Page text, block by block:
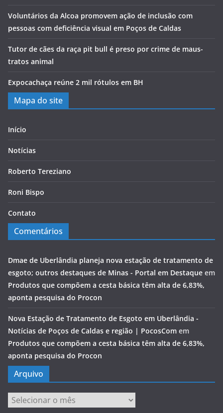
Voluntários da Alcoa promovem ação de inclusão com
pessoas com deficiência visual em Poços de Caldas
Tutor de cães da raça pit bull é preso por crime de maus-
tratos animal
Expocachaça reúne 2 mil rótulos em BH
Mapa do site
Início
Notícias
Roberto Tereziano
Roni Bispo
Contato
Comentários
Dmae de Uberlândia planeja nova estação de tratamento de
esgoto; outros destaques de Minas - Portal em Destaque em
Produtos que compõem a cesta básica têm alta de 6,83%,
aponta pesquisa do Procon
Nova Estação de Tratamento de Esgoto em Uberlândia -
Notícias de Poços de Caldas e região | PocosCom em
Produtos que compõem a cesta básica têm alta de 6,83%,
aponta pesquisa do Procon
Arquivo
Arquivo